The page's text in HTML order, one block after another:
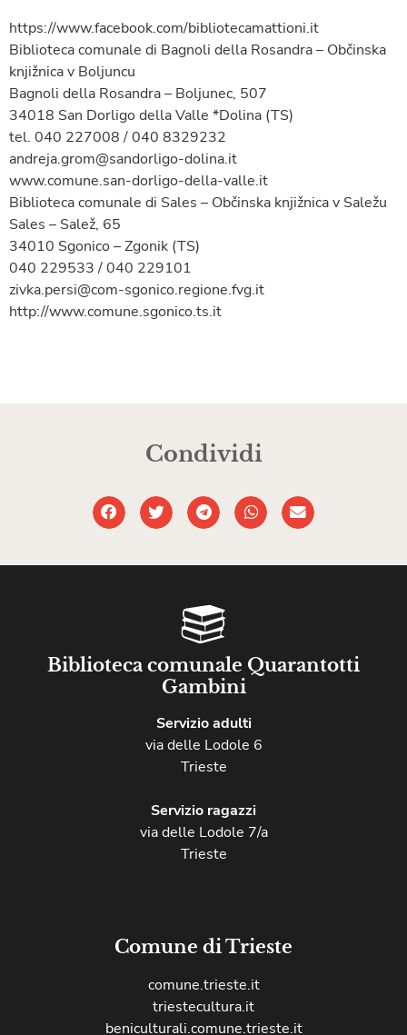
https://www.facebook.com/bibliotecamattioni.it
Biblioteca comunale di Bagnoli della Rosandra – Občinska
knjižnica v Boljuncu
Bagnoli della Rosandra – Boljunec, 507
34018 San Dorligo della Valle *Dolina (TS)
tel. 040 227008 / 040 8329232
andreja.grom@sandorligo-dolina.it
www.comune.san-dorligo-della-valle.it
Biblioteca comunale di Sales – Občinska knjižnica v Saležu
Sales – Salež, 65
34010 Sgonico – Zgonik (TS)
040 229533 / 040 229101
zivka.persi@com-sgonico.regione.fvg.it
http://www.comune.sgonico.ts.it
Condividi
Biblioteca comunale Quarantotti
Gambini
Servizio adulti
via delle Lodole 6
Trieste
Servizio ragazzi
via delle Lodole 7/a
Trieste
Comune di Trieste
comune.trieste.it
triestecultura.it
beniculturali.comune.trieste.it